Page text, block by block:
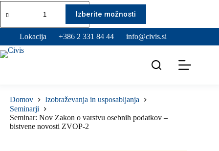
Seminar:
Nov
o
varstvu
osebnih
podatkov
količina
Izberite možnosti
Ta
ima
različic.
izberete
Lokacija +386 2 331 84 44 info@civis.si
Domov
Izobraževanja in usposabljanja
Seminarji
Seminar: Nov Zakon o varstvu osebnih podatkov –
bistvene novosti ZVOP-2